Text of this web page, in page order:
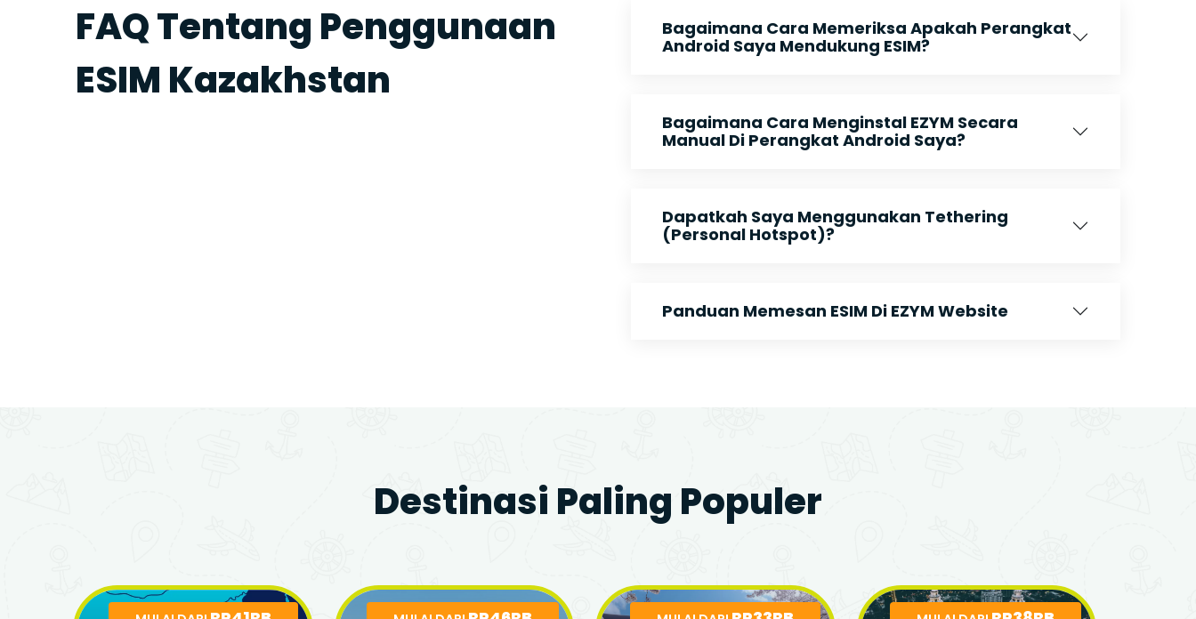
FAQ Tentang Penggunaan
ESIM Kazakhstan
Bagaimana Cara Memeriksa Apakah Perangkat
Android Saya Mendukung ESIM?
Bagaimana Cara Menginstal EZYM Secara
Manual Di Perangkat Android Saya?
Dapatkah Saya Menggunakan Tethering
(Personal Hotspot)?
Panduan Memesan ESIM Di EZYM Website
Destinasi Paling Populer